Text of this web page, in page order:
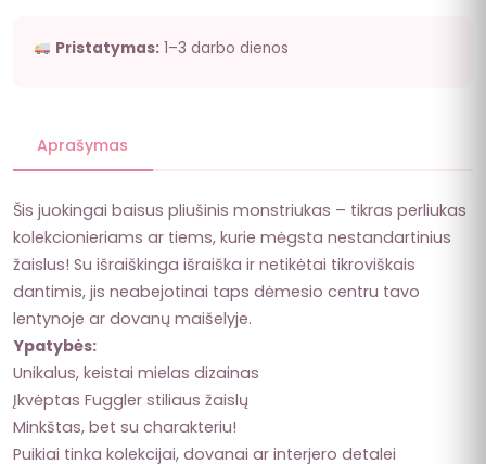
Pristatymas:1–3 darbo dienos
Aprašymas
Šis juokingai baisus pliušinis monstriukas – tikras perliukas
kolekcionieriams ar tiems, kurie mėgsta nestandartinius
žaislus! Su išraiškinga išraiška ir netikėtai tikroviškais
dantimis, jis neabejotinai taps dėmesio centru tavo
lentynoje ar dovanų maišelyje.
Ypatybės:
Unikalus, keistai mielas dizainas
Įkvėptas Fuggler stiliaus žaislų
Minkštas, bet su charakteriu!
Puikiai tinka kolekcijai, dovanai ar interjero detalei